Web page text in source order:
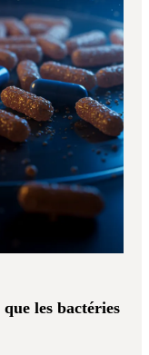
les bactéries